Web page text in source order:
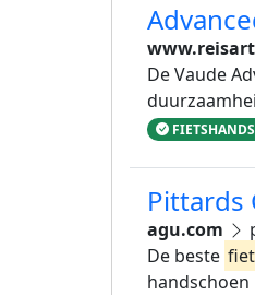
De Vaude
Pittards
agu.com
De beste